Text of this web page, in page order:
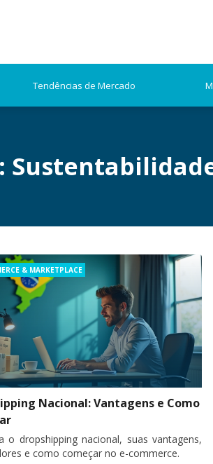
Tendências de Mercado
& MARKETPLACE
Nacional: Vantagens e Como
o dropshipping nacional, suas vantagens,
e como começar no e-commerce.